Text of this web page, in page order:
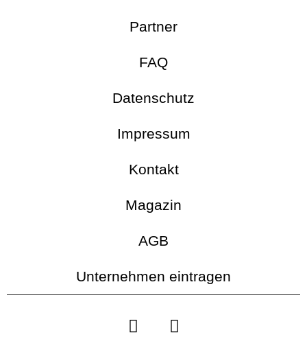
Partner
FAQ
Datenschutz
Impressum
Kontakt
Magazin
AGB
Unternehmen eintragen